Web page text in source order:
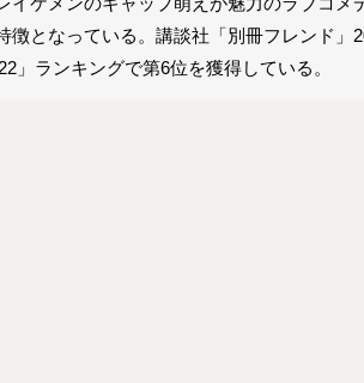
となっている。講談社「別冊フレンド」
」ランキングで第6位を獲得している。